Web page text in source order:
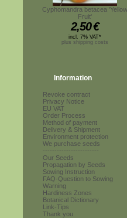
Cyphomandra betacea 'Yellow
Fruit'
2,50€
incl. 7% VAT*
plus shipping costs
Information
Revoke contract
Privacy Notice
EU VAT
Order Process
Method of payment
Delivery & Shipment
Environment protection
We purchase seeds
------------------------
Our Seeds
Propagation by Seeds
Sowing Instruction
FAQ-Question to Sowing
Warning
Hardiness Zones
Botanical Dictionary
Link-Tips
Thank you